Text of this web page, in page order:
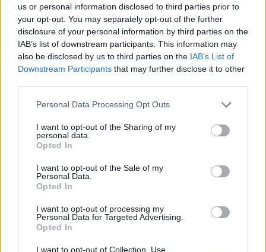
us or personal information disclosed to third parties prior to
your opt-out. You may separately opt-out of the further
disclosure of your personal information by third parties on the
IAB’s list of downstream participants. This information may
also be disclosed by us to third parties on the IAB’s List of
Downstream Participants that may further disclose it to other
Personal Data Processing Opt Outs
I want to opt-out of the Sharing of my
personal data.
Opted In
I want to opt-out of the Sale of my
Personal Data.
Opted In
I want to opt-out of processing my
Personal Data for Targeted Advertising.
Opted In
I want to opt-out of Collection, Use,
Τέλος, ο κ. Απστολάκος κατήγγειλε ως αποδοχή
ενοχής την διόρθωση της συγκεκριμένης
επιλογής στον ιστότοπο του opengov την